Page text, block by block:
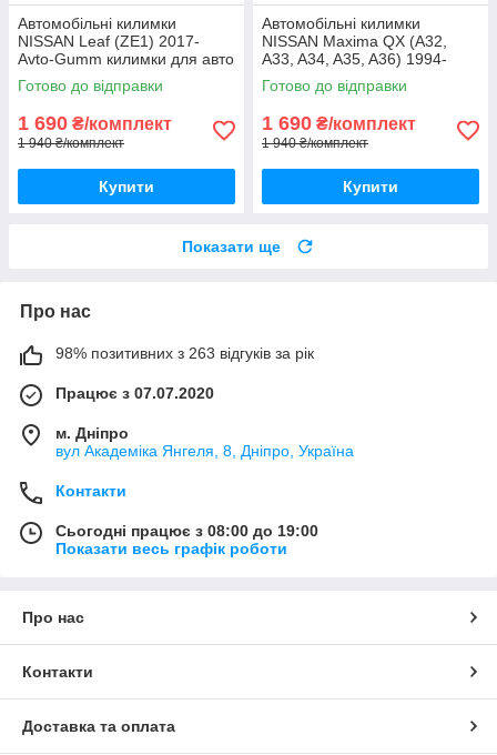
Автомобільні килимки
NISSAN Leaf (ZE1) 2017-
Avto-Gumm килимки для авто
НІССАН Ліф (ЗЕ1) 2017-
Автогум
Готово до відправки
1 690 ₴/комплект
1 940 ₴/комплект
Купити
Автомобільні килимки
NISSAN Maxima QX (A32,
A33, A34, A35, A36) 1994-
Avto-Gumm килимки для авто
НІССАН Максіма КьюХ (А32,
Готово до відправки
1 690 ₴/комплект
1 940 ₴/комплект
Купити
Показати ще
Про нас
98% позитивних з 263 відгуків за рік
Працює з 07.07.2020
м. Дніпро
вул Академіка Янгеля, 8, Дніпро, Україна
Контакти
Сьогодні працює з 08:00 до 19:00
Показати весь графік роботи
Про нас
Контакти
Доставка та оплата